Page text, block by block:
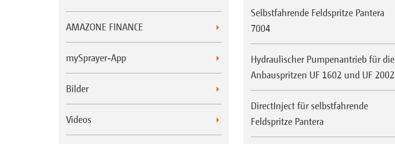
AMAZONE FINANCE
mySprayer-App
Bilder
Videos
Selbstfahrende Feldspritze Pantera
7004
Hydraulischer Pumpenantrieb für die
Anbauspritzen UF 1602 und UF 2002
DirectInject für selbstfahrende
Feldspritze Pantera